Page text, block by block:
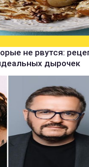
не рвутся:
дырочек